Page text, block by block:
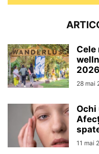
Cele
2026
28 mai
Ochi
11 mai